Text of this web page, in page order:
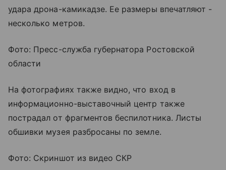
удара дрона-камикадзе. Ее размеры впечатляют -
несколько метров.
Фото: Пресс-служба губернатора Ростовской
области
На фотографиях также видно, что вход в
информационно-выставочный центр также
пострадал от фрагментов беспилотника. Листы
обшивки музея разбросаны по земле.
Фото: Скриншот из видео СКР